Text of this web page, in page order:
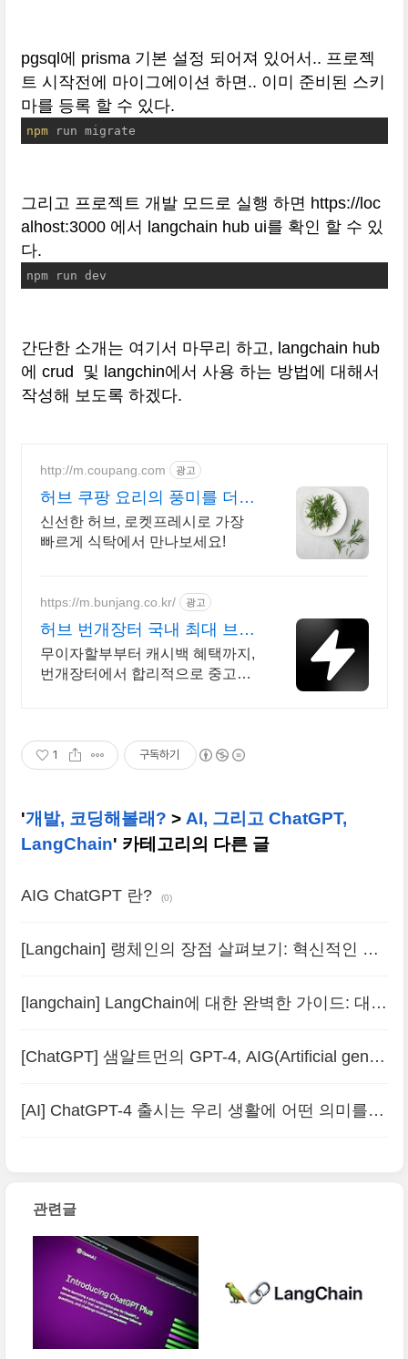
pgsql에 prisma 기본 설정 되어져 있어서.. 프로젝
트 시작전에 마이그에이션 하면.. 이미 준비된 스키
마를 등록 할 수 있다.
npm run migrate
그리고 프로젝트 개발 모드로 실행 하면 https://loc
alhost:3000 에서 langchain hub ui를 확인 할 수 있
다.
npm run dev
간단한 소개는 여기서 마무리 하고, langchain hub
에 crud 및 langchin에서 사용 하는 방법에 대해서
작성해 보도록 하겠다.
http://m.coupang.com 광고
허브 쿠팡 요리의 풍미를 더하
는 향긋함
신선한 허브, 로켓프레시로 가장
빠르게 식탁에서 만나보세요!
https://m.bunjang.co.kr/ 광고
허브 번개장터 국내 최대 브랜
드 중고거래
무이자할부부터 캐시백 혜택까지,
번개장터에서 합리적으로 중고거
1 구독하기
'개발, 코딩해볼래? > AI, 그리고 ChatGPT,
LangChain' 카테고리의 다른 글
AIG ChatGPT 란? (0)
[Langchain] 랭체인의 장점 살펴보기: 혁신적인 언
[langchain] LangChain에 대한 완벽한 가이드: 대규
[ChatGPT] 샘알트먼의 GPT-4, AIG(Artificial gener
[AI] ChatGPT-4 출시는 우리 생활에 어떤 의미를
관련글